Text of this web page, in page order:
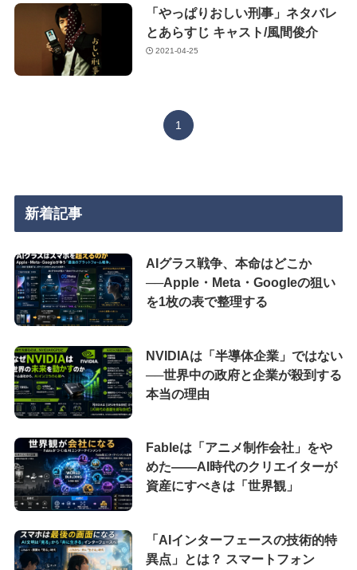
「やっぱりおしい刑事」ネタバレ
とあらすじ キャスト/風間俊介
2021-04-25
1
新着記事
AIグラス戦争、本命はどこか
──Apple・Meta・Googleの狙い
を1枚の表で整理する
NVIDIAは「半導体企業」ではない
──世界中の政府と企業が殺到する
本当の理由
Fableは「アニメ制作会社」をや
めた――AI時代のクリエイターが
資産にすべきは「世界観」
「AIインターフェースの技術的特
異点」とは？ スマートフォン